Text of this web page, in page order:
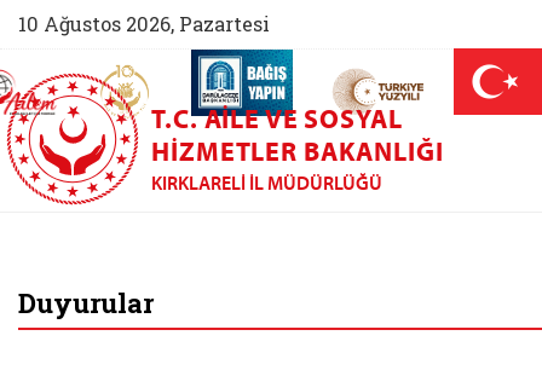
10 Ağustos 2026, Pazartesi
(yeni sekmede açılır)
AİLEM İletişim Merkezi (yeni sekmede açılır)
Aile ve Nüfus On Yılı (yeni sekmede açılır)
Darülaceze bağış sayfası (yeni
T.C. AILE VE SOSYAL
HIZMETLER BAKANLIĞI
KIRKLARELI İL MÜDÜRLÜĞÜ
Duyurular